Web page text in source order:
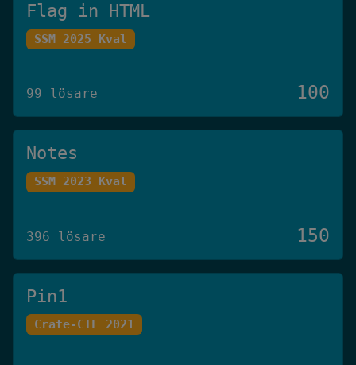
Flag in HTML
SSM 2025 Kval
99 lösare 100
Notes
SSM 2023 Kval
396 lösare 150
Pin1
Crate-CTF 2021